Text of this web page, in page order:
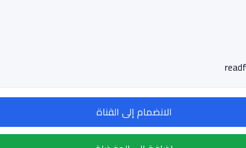
الانضمام إلى القناة